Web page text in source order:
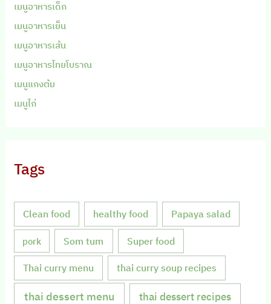
เมนูอาหารเด็ก
เมนูอาหารเย็น
เมนูอาหารเส้น
เมนูอาหารไทยโบราณ
เมนูแกงต้ม
เมนูไก่
Tags
Clean food healthy food Papaya salad
pork Som tum Super food
Thai curry menu thai curry soup recipes
thai dessert menu thai dessert recipes